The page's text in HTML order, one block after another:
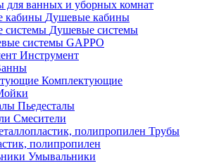
для ванных и уборных комнат
Душевые кабины
Душевые системы
системы GAPPO
Инструмент
Комплектующие
Пьедесталы
Смесители
Трубы
полипропилен
Умывальники